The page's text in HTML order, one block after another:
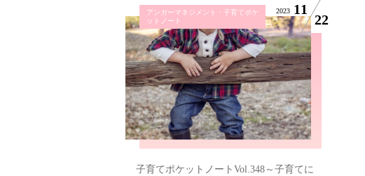
アンガーマネジメント・子育てポケ
ットノート
2023 11
22
子育てポケットノートVol.348～子育てに